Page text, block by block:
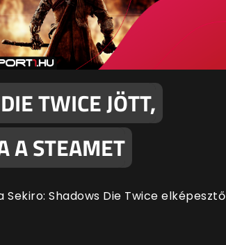
TWICE JÖTT,
A STEAMET
Shadows Die Twice elképesztő